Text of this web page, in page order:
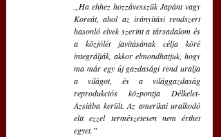
„Ha ehhez hozzávesszük Japánt vagy
Koreát, ahol az irányítási rendszert
hasonló elvek szerint a társadalom és
a közjólét javításának célja köré
integrálják, akkor elmondhatjuk, hogy
ma már egy új gazdasági rend uralja
a világot, és a világgazdaság
reprodukciós központja Délkelet-
Ázsiába került. Az amerikai uralkodó
elit ezzel természetesen nem érthet
egyet.”